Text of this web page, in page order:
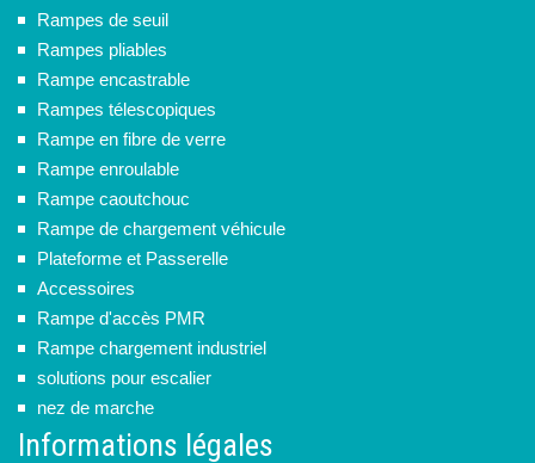
Rampes de seuil
Rampes pliables
Rampe encastrable
Rampes télescopiques
Rampe en fibre de verre
Rampe enroulable
Rampe caoutchouc
Rampe de chargement véhicule
Plateforme et Passerelle
Accessoires
Rampe d'accès PMR
Rampe chargement industriel
solutions pour escalier
nez de marche
Informations légales